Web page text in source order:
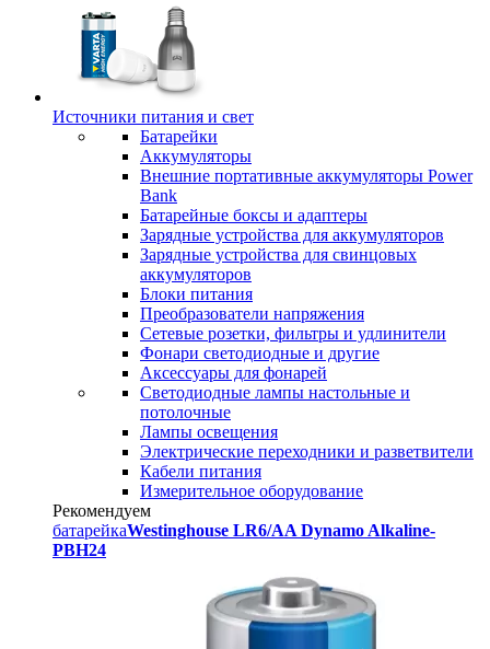
Источники питания и свет
Батарейки
Аккумуляторы
Внешние портативные аккумуляторы Power
Bank
Батарейные боксы и адаптеры
Зарядные устройства для аккумуляторов
Зарядные устройства для свинцовых
аккумуляторов
Блоки питания
Преобразователи напряжения
Сетевые розетки, фильтры и удлинители
Фонари светодиодные и другие
Аксессуары для фонарей
Светодиодные лампы настольные и
потолочные
Лампы освещения
Электрические переходники и разветвители
Кабели питания
Измерительное оборудование
Рекомендуем
батарейкаWestinghouse LR6/AA Dynamo Alkaline-
PBH24